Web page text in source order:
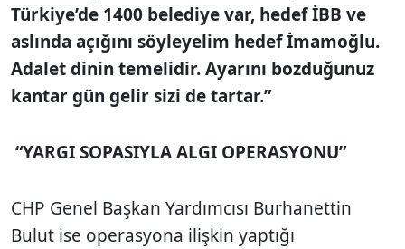
Türkiye’de 1400 belediye var, hedef İBB ve
aslında açığını söyleyelim hedef İmamoğlu.
Adalet dinin temelidir. Ayarını bozduğunuz
kantar gün gelir sizi de tartar.”
“YARGI SOPASIYLA ALGI OPERASYONU”
CHP Genel Başkan Yardımcısı Burhanettin
Bulut ise operasyona ilişkin yaptığı